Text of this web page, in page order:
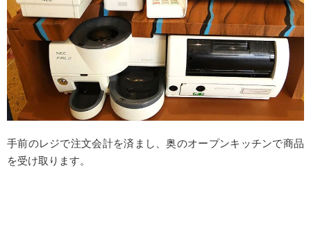
手前のレジで注文会計を済まし、奥のオープンキッチンで商品
を受け取ります。